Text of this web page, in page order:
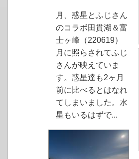
月、惑星とふじさん
のコラボ田貫湖＆富
士ヶ峰（220619）
月に照らされてふじ
さんが映えていま
す。惑星達も2ヶ月
前に比べるとはなれ
てしまいました。水
星もいるはずで...